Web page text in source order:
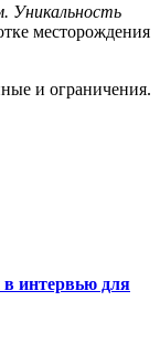
Уникальность
месторождения
и ограничения.
в интервью для